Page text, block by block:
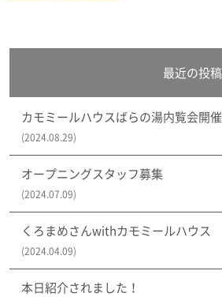
最近の投稿
カモミールハウスばらの湯内覧会開催
(2024.08.29)
オープニングスタッフ募集
(2024.07.09)
くろまめさんwithカモミールハウス
(2024.04.09)
本日紹介されました！